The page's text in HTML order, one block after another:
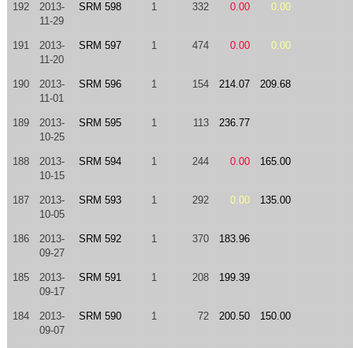
192
2013-
11-29
SRM 598 1 332 0.00 0.00
191
2013-
11-20
SRM 597 1 474 0.00 0.00
190
2013-
11-01
SRM 596 1 154 214.07 209.68
189
2013-
10-25
SRM 595 1 113 236.77
188
2013-
10-15
SRM 594 1 244 0.00 165.00
187
2013-
10-05
SRM 593 1 292 0.00 135.00
186
2013-
09-27
SRM 592 1 370 183.96
185
2013-
09-17
SRM 591 1 208 199.39
184
2013-
09-07
SRM 590 1 72 200.50 150.00